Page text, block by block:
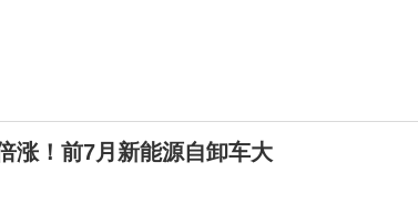
涨！前7月新能源自卸车大